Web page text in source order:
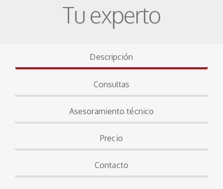
Tu experto
Descripción
Consultas
Asesoramiento técnico
Precio
Contacto